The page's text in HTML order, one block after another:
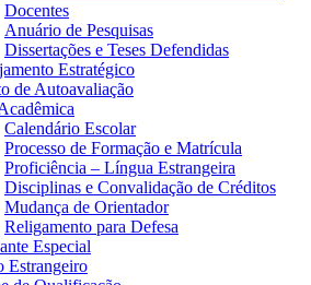
Docentes
Anuário de Pesquisas
Dissertações e Teses Defendidas
Estratégico
de Autoavaliação
Calendário Escolar
Processo de Formação e Matrícula
Proficiência – Língua Estrangeira
Disciplinas e Convalidação de Créditos
Mudança de Orientador
Religamento para Defesa
Especial
Estrangeiro